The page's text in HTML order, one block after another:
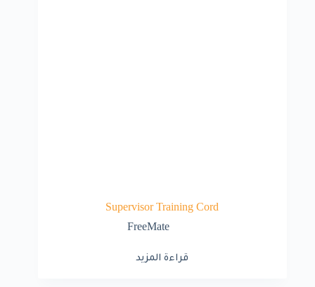
Supervisor Training Cord
FreeMate
قراءة المزيد